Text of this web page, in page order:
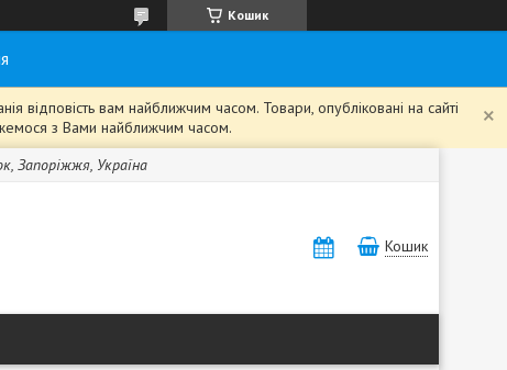
Кошик
вам найближчим часом. Товари, опубліковані на сайті
з Вами найближчим часом.
Запоріжжя, Україна
Кошик